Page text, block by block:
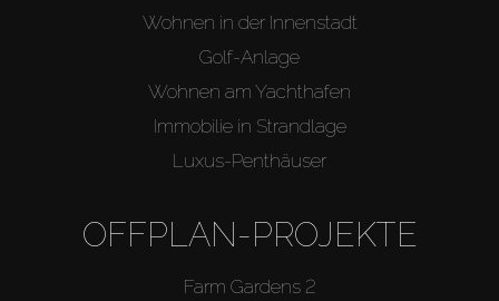
Wohnen in der Innenstadt
Golf-Anlage
Wohnen am Yachthafen
Immobilie in Strandlage
Luxus-Penthäuser
OFFPLAN-PROJEKTE
Farm Gardens 2